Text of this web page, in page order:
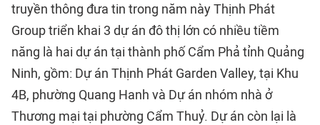
truyền thông đưa tin trong năm này Thịnh Phát
Group triển khai 3 dự án đô thị lớn có nhiều tiềm
năng là hai dự án tại thành phố Cẩm Phả tỉnh Quảng
Ninh, gồm: Dự án Thịnh Phát Garden Valley, tại Khu
4B, phường Quang Hanh và Dự án nhóm nhà ở
Thương mại tại phường Cẩm Thuỷ. Dự án còn lại là